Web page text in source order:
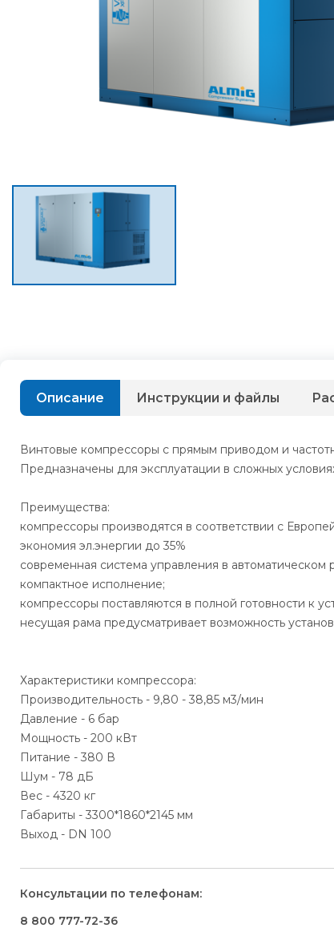
Описание
Винтовые компрессоры с прямым приводом и
Предназначены для эксплуатации в сложных
Преимущества:
компрессоры производятся в соответствии с
экономия эл.энергии до 35%
современная система управления в
компактное исполнение;
компрессоры поставляются в полной готовности к
несущая рама предусматривает возможность
Характеристики компрессора:
Производительность - 9,80 - 38,85 м3/мин
Давление - 6 бар
Мощность - 200 кВт
Питание - 380 В
Шум - 78 дБ
Вес - 4320 кг
Габариты - 3300*1860*2145 мм
Выход - DN 100
Инструкции и файлы
Консультации по телефонам:
8 800 777-72-36